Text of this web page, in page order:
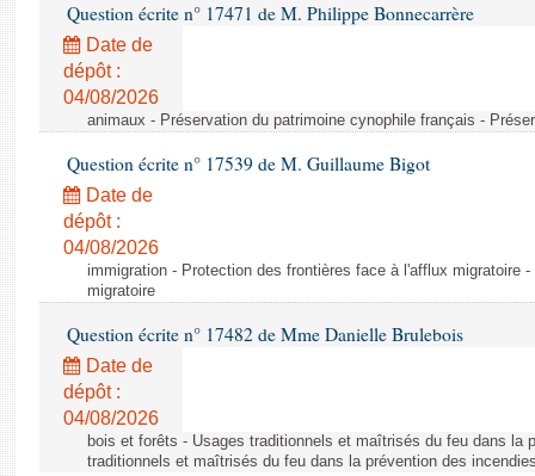
Question écrite n° 17471 de M. Philippe Bonnecarrère
Date de
dépôt :
04/08/2026
animaux - Préservation du patrimoine cynophile français -
Question écrite n° 17539 de M. Guillaume Bigot
Date de
dépôt :
04/08/2026
immigration - Protection des frontières face à l'afflux migratoire
migratoire
Question écrite n° 17482 de Mme Danielle Brulebois
Date de
dépôt :
04/08/2026
bois et forêts - Usages traditionnels et maîtrisés du feu dans la
traditionnels et maîtrisés du feu dans la prévention des